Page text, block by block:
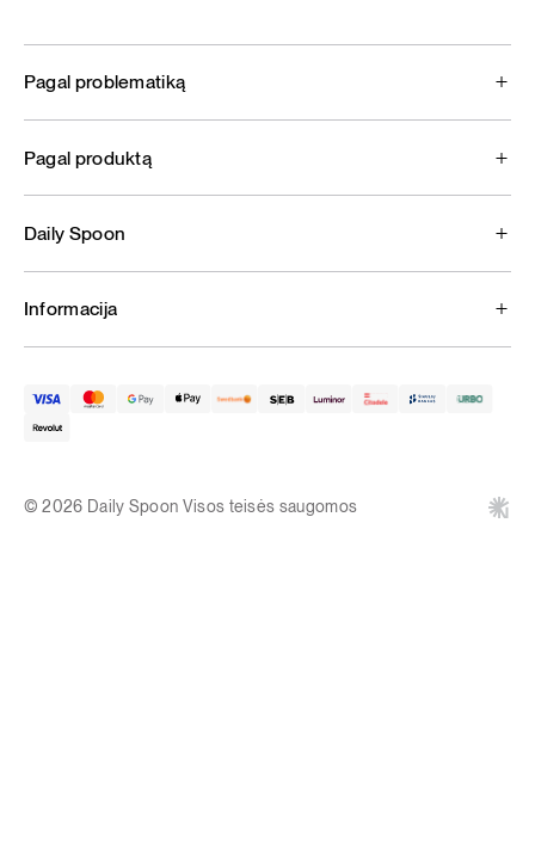
Pagal problematiką
Pagal produktą
Daily Spoon
Informacija
© 2026 Daily Spoon Visos teisės saugomos